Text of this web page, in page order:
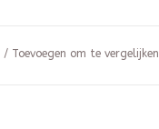
/ Toevoegen om te vergelijken